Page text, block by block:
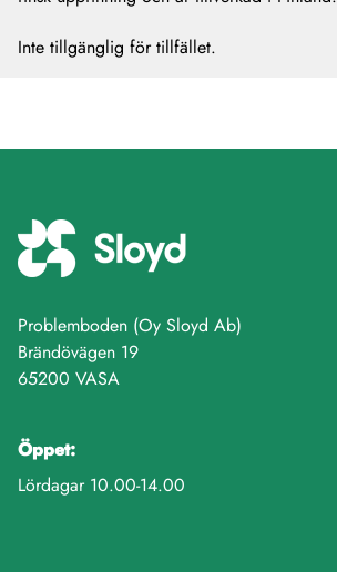
Inte tillgänglig för tillfället.
Problemboden (Oy Sloyd Ab)
Brändövägen 19
65200 VASA
Öppet:
Lördagar 10.00-14.00